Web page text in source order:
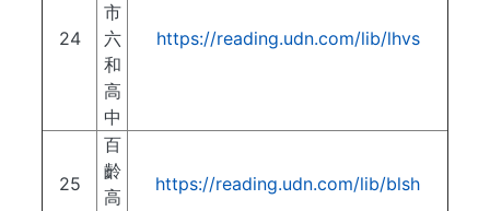
24
市
六
和
高
中
https://reading.udn.com/lib/lhvs
25
百
齡
高
https://reading.udn.com/lib/blsh